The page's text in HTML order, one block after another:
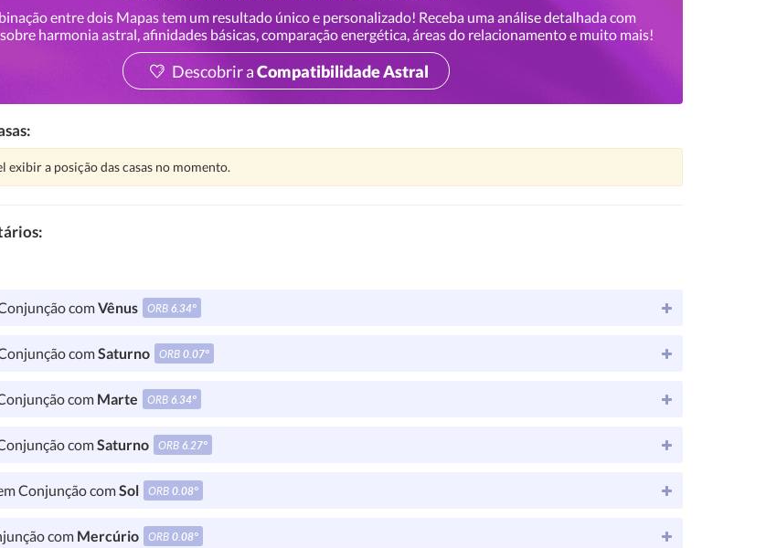
entre dois Mapas tem um resultado único e personalizado! Receba uma análise detalhada com
harmonia astral, afinidades básicas, comparação energética, áreas do relacionamento e muito mais!
Descobrir aCompatibilidade Astral
exibir a posição das casas no momento.
comVênus ORB6.34°
comSaturno ORB0.07°
com Marte ORB6.34°
comSaturno ORB6.27°
Conjunção comSol ORB0.08°
com Mercúrio ORB0.08°